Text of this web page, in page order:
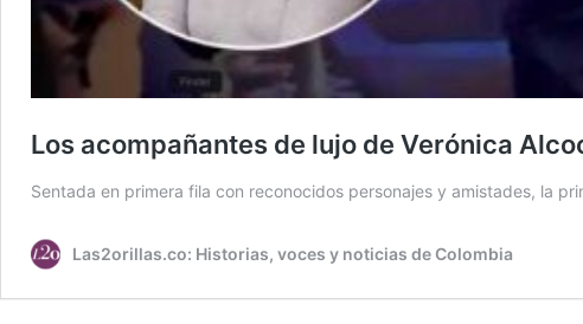
Los acompañantes de lujo de Verónica
Sentada en primera fila con reconocidos personajes y amistades, la
Las2orillas.co: Historias, voces y noticias de Colombia